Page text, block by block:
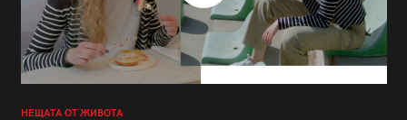
НЕЩАТА ОТ ЖИВОТА